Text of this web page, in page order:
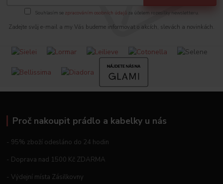
Souhlasím se zpracováním osobních údajů za účelem rozesílky newsletteru.
Zadejte svůj e-mail a my Vás budeme informovat o akcích, slevách a novinkách.
Proč nakoupit prádlo a kabelky u nás
- 95% zboží odesláno do 24 hodin
- Doprava nad 1500 Kč ZDARMA
- Výdejní místa Zásilkovny